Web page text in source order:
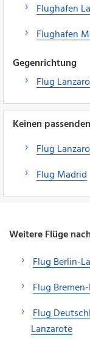
Flughafen
Flughafen
Gegenrichtung
Flug
Keinen
Flug
Flug Madrid
Weitere Flüge
Flug Berlin-
Flug
Flug
Lanzarote